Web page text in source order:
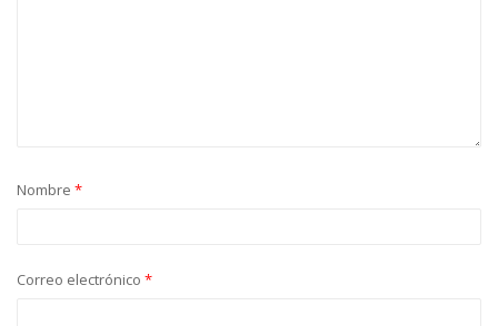
Nombre *
Correo electrónico *